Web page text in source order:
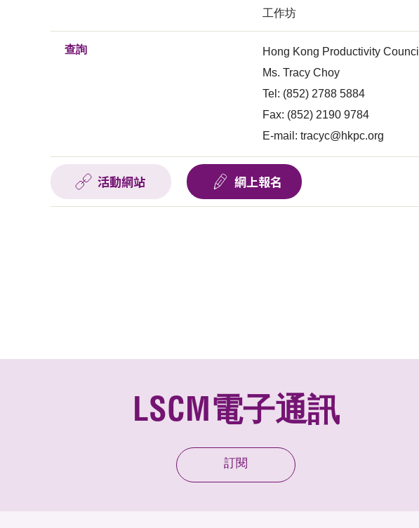
工作坊
查詢
Hong Kong Productivity Council
Ms. Tracy Choy
Tel: (852) 2788 5884
Fax: (852) 2190 9784
E-mail: tracyc@hkpc.org
活動網站 網上報名
LSCM電子通訊
訂閱